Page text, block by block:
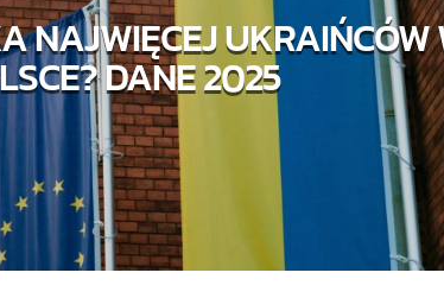
NAJWIĘCEJ UKRAIŃCÓW
DANE 2025